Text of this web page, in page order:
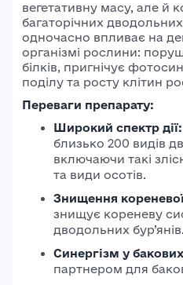
вегетативну масу, але й
багаторічних
одночасно впливає на
організмі рослини:
білків, пригнічує
поділу та росту клітин
Переваги препарату:
Широкий спектр дії:
близько 200 видів
включаючи такі
та види осотів.
Знищення
знищує кореневу
дводольних бур’янів.
Синергізм у
партнером для